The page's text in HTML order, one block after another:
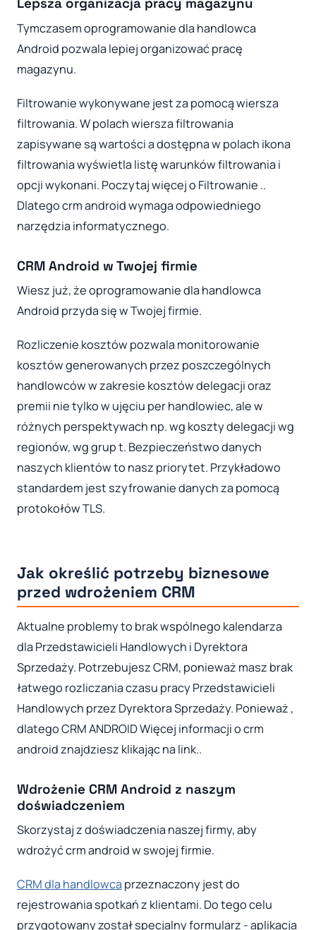
Lepsza organizacja pracy magazynu
Tymczasem oprogramowanie dla handlowca
Android pozwala lepiej organizować pracę
magazynu.
Filtrowanie wykonywane jest za pomocą wiersza
filtrowania. W polach wiersza filtrowania
zapisywane są wartości a dostępna w polach ikona
filtrowania wyświetla listę warunków filtrowania i
opcji wykonani. Poczytaj więcej o Filtrowanie ..
Dlatego crm android wymaga odpowiedniego
narzędzia informatycznego.
CRM Android w Twojej firmie
Wiesz już, że oprogramowanie dla handlowca
Android przyda się w Twojej firmie.
Rozliczenie kosztów pozwala monitorowanie
kosztów generowanych przez poszczególnych
handlowców w zakresie kosztów delegacji oraz
premii nie tylko w ujęciu per handlowiec, ale w
różnych perspektywach np. wg koszty delegacji wg
regionów, wg grup t. Bezpieczeństwo danych
naszych klientów to nasz priorytet. Przykładowo
standardem jest szyfrowanie danych za pomocą
protokołów TLS.
Jak określić potrzeby biznesowe
przed wdrożeniem CRM
Aktualne problemy to brak wspólnego kalendarza
dla Przedstawicieli Handlowych i Dyrektora
Sprzedaży. Potrzebujesz CRM, ponieważ masz brak
łatwego rozliczania czasu pracy Przedstawicieli
Handlowych przez Dyrektora Sprzedaży. Ponieważ ,
dlatego CRM ANDROID Więcej informacji o crm
android znajdziesz klikając na link..
Wdrożenie CRM Android z naszym
doświadczeniem
Skorzystaj z doświadczenia naszej firmy, aby
wdrożyć crm android w swojej firmie.
CRM dla handlowca przeznaczony jest do
rejestrowania spotkań z klientami. Do tego celu
przygotowany został specjalny formularz - aplikacja